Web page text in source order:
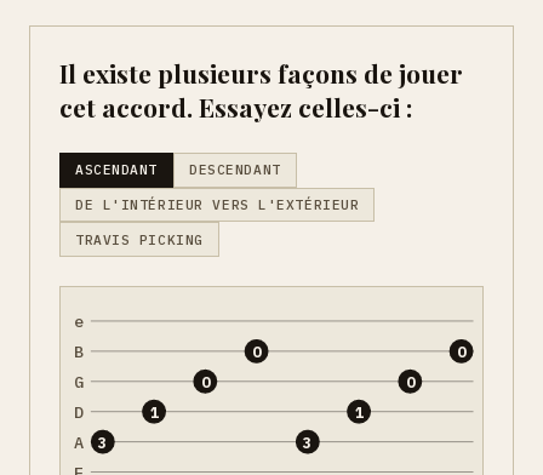
Il existe plusieurs façons de jouer
cet accord. Essayez celles-ci :
ASCENDANT DESCENDANT
DE L'INTÉRIEUR VERS L'EXTÉRIEUR
TRAVIS PICKING
e
B
G
D
A
3
1
0
0
3
1
0
0